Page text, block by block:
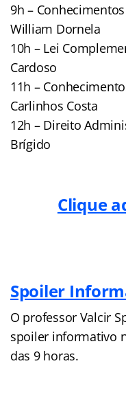
9h –
William Dornela
10h – Lei
Cardoso
11h –
Carlinhos Costa
12h – Direito
Brígido
Clique
Spoiler
O professor Valcir
spoiler informativo
das 9 horas.